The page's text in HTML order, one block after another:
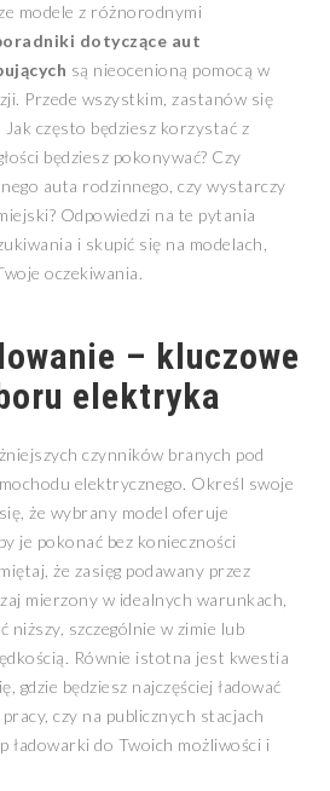
modele z różnorodnymi
dotyczące aut
są nieocenioną pomocą w
Przede wszystkim, zastanów się
często będziesz korzystać z
będziesz pokonywać? Czy
auta rodzinnego, czy wystarczy
Odpowiedzi na te pytania
i skupić się na modelach,
oczekiwania.
– kluczowe
elektryka
czynników branych pod
elektrycznego. Określ swoje
że wybrany model oferuje
je pokonać bez konieczności
że zasięg podawany przez
mierzony w idealnych warunkach,
niższy, szczególnie w zimie lub
Równie istotna jest kwestia
gdzie będziesz najczęściej ładować
czy na publicznych stacjach
ładowarki do Twoich możliwości i